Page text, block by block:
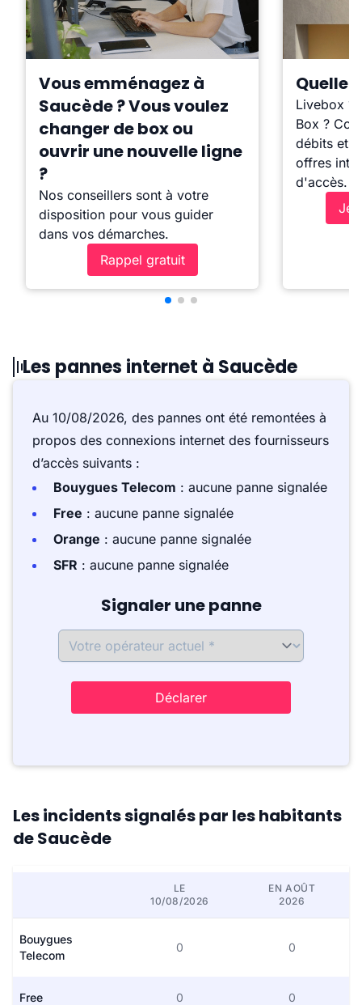
Vous emménagez à
Saucède ? Vous voulez
changer de box ou
ouvrir une nouvelle ligne
?
Nos conseillers sont à votre
disposition pour vous guider
dans vos démarches.
Rappel gratuit
Quelle
Livebox ?
Box ?
débits et
offres
d'accès.
Je
Les pannes internet à Saucède
Au 10/08/2026, des pannes ont été remontées à
propos des connexions internet des fournisseurs
d’accès suivants :
Bouygues Telecom : aucune panne signalée
Free : aucune panne signalée
Orange : aucune panne signalée
SFR : aucune panne signalée
Signaler une panne
Déclarer
Les incidents signalés par les habitants
de Saucède
LE
10/08/2026
EN AOÛT
2026
Bouygues
Telecom
0 0
Free 0 0